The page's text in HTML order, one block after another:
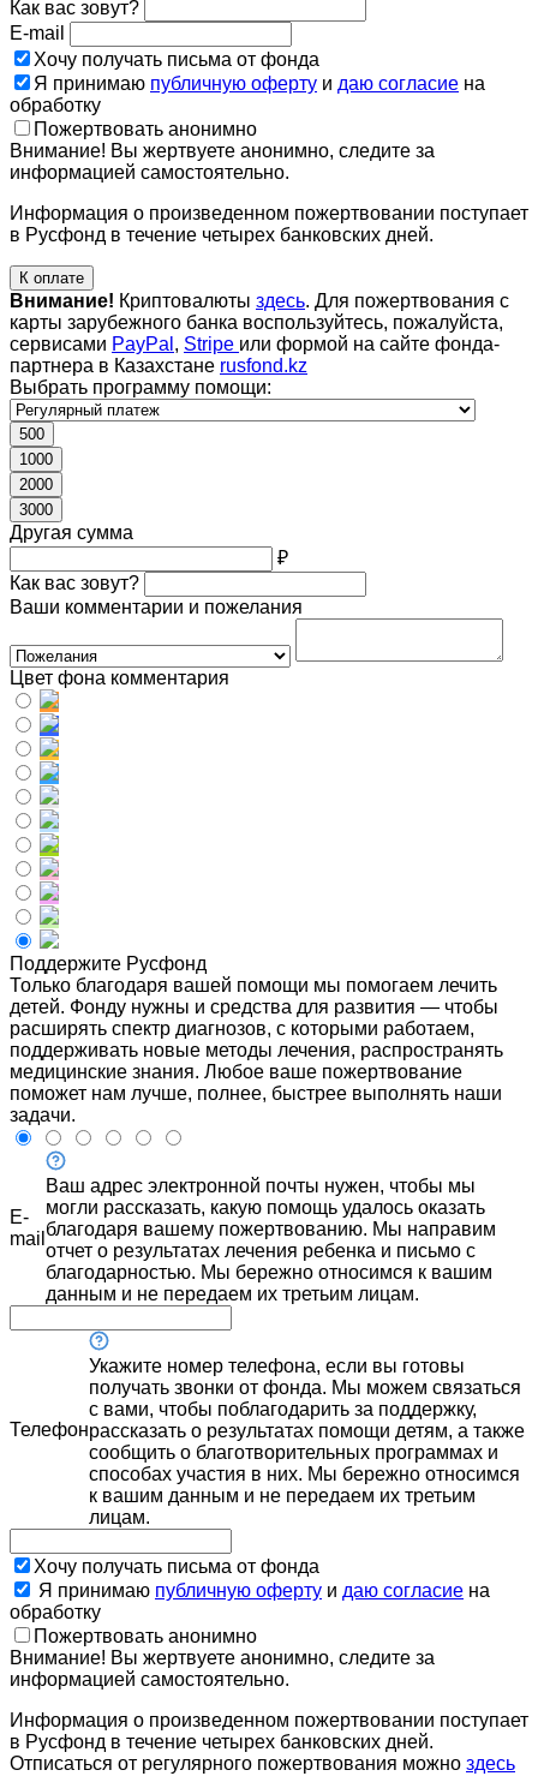
Как вас зовут?
E-mail
Хочу получать письма от фонда
Я принимаю публичную оферту и даю согласие на
обработку
Пожертвовать анонимно
Внимание! Вы жертвуете анонимно, следите за
информацией самостоятельно.
Информация о произведенном пожертвовании поступает
в Русфонд в течение четырех банковских дней.
К оплате
Внимание! Криптовалюты здесь. Для пожертвования с
карты зарубежного банка воспользуйтесь, пожалуйста,
сервисами PayPal , Stripe или формой на сайте фонда-
партнера в Казахстане rusfond.kz
Выбрать программу помощи:
500
1000
2000
3000
Другая сумма
₽
Как вас зовут?
Ваши комментарии и пожелания
Цвет фона комментария
Поддержите Русфонд
Только благодаря вашей помощи мы помогаем лечить
детей. Фонду нужны и средства для развития — чтобы
расширять спектр диагнозов, с которыми работаем,
поддерживать новые методы лечения, распространять
медицинские знания. Любое ваше пожертвование
поможет нам лучше, полнее, быстрее выполнять наши
задачи.
E-
mail
Ваш адрес электронной почты нужен, чтобы мы
могли рассказать, какую помощь удалось оказать
благодаря вашему пожертвованию. Мы направим
отчет о результатах лечения ребенка и письмо с
благодарностью. Мы бережно относимся к вашим
данным и не передаем их третьим лицам.
Телефон
Укажите номер телефона, если вы готовы
получать звонки от фонда. Мы можем связаться
с вами, чтобы поблагодарить за поддержку,
рассказать о результатах помощи детям, а также
сообщить о благотворительных программах и
способах участия в них. Мы бережно относимся
к вашим данным и не передаем их третьим
лицам.
Хочу получать письма от фонда
Я принимаю публичную оферту и даю согласие на
обработку
Пожертвовать анонимно
Внимание! Вы жертвуете анонимно, следите за
информацией самостоятельно.
Информация о произведенном пожертвовании поступает
в Русфонд в течение четырех банковских дней.
Отписаться от регулярного пожертвования можно здесь